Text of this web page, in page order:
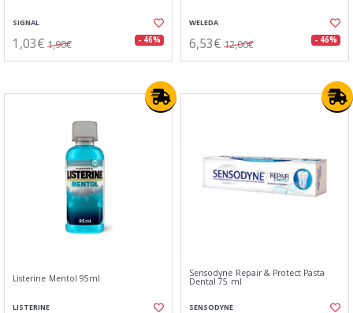
SIGNAL
1,03€ 1,90€ - 46%
WELEDA
6,53€ 12,00€ - 46%
Listerine Mentol 95ml
LISTERINE
Sensodyne Repair & Protect Pasta
Dental 75 ml
SENSODYNE